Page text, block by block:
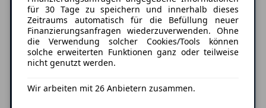
für 30 Tage zu speichern und innerhalb dieses
Zeitraums automatisch für die Befüllung neuer
Finanzierungsanfragen wiederzuverwenden. Ohne
die Verwendung solcher Cookies/Tools können
solche erweiterten Funktionen ganz oder teilweise
nicht genutzt werden.
Wir arbeiten mit 26 Anbietern zusammen.